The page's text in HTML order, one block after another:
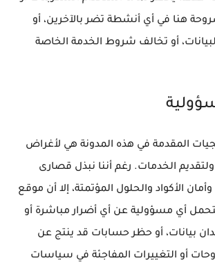
هنا في أي أنشطة تضر بالآخرين، أو
أو تخالف شروط الخدمة الخاصة
المقدمة في هذه المدونة هي لأغراض
الخدمات. رغم أننا نبذل قصارى
الأكواد والحلول المؤتمتة، إلا أن موقع
أي مسؤولية عن أي أضرار مباشرة أو
بيانات، أو حظر حسابات قد ينتج عن
أو التغييرات المفاجئة في سياسات